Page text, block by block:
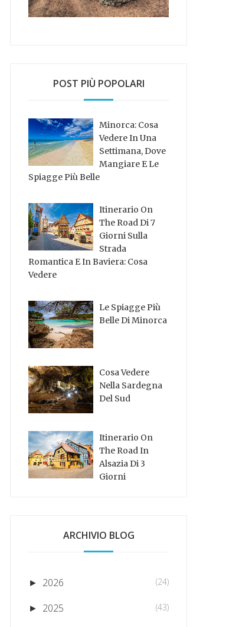
POST PIÙ POPOLARI
Minorca: Cosa
Vedere In Una
Settimana, Dove
Mangiare E Le
Spiagge Più Belle
Itinerario On
The Road Di 7
Giorni Sulla
Strada
Romantica E In Baviera: Cosa
Vedere
Le Spiagge Più
Belle Di Minorca
Cosa Vedere
Nella Sardegna
Del Sud
Itinerario On
The Road In
Alsazia Di 3
Giorni
ARCHIVIO BLOG
► 2026 (24)
► 2025 (43)